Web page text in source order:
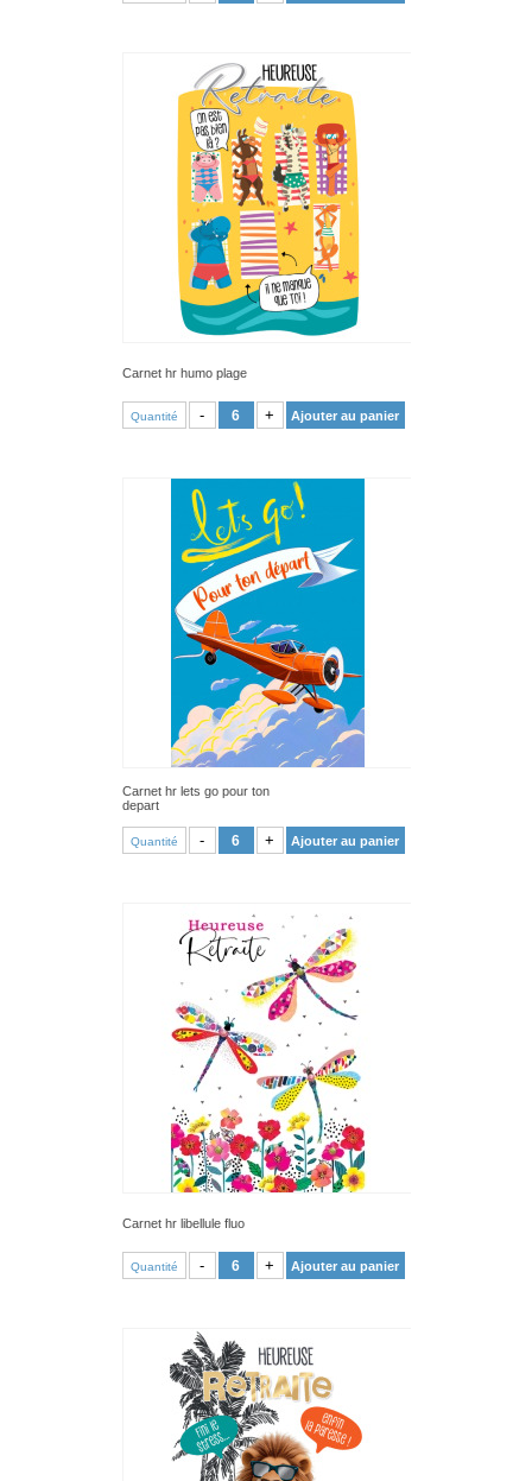
Carnet hr humo plage
Quantité - + Ajouter au panier
Carnet hr lets go pour ton
depart
Quantité - + Ajouter au panier
Carnet hr libellule fluo
Quantité - + Ajouter au panier